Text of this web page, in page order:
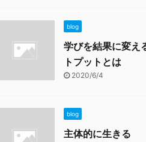
blog
学びを結果に変え
トプットとは
2020/6/4
blog
主体的に生きる